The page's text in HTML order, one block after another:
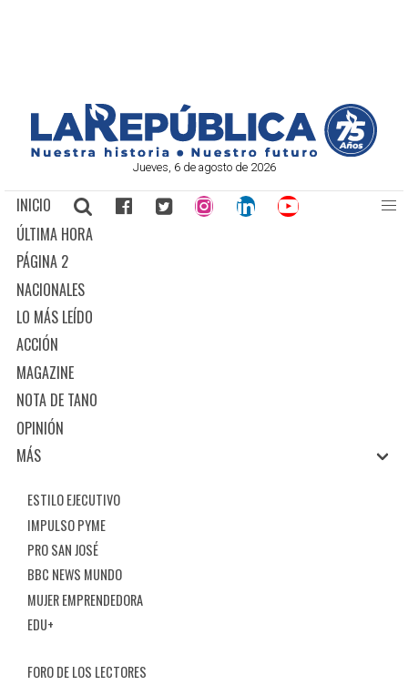
Jueves, 6 de agosto de 2026
INICIO
ÚLTIMA HORA
PÁGINA 2
NACIONALES
LO MÁS LEÍDO
ACCIÓN
MAGAZINE
NOTA DE TANO
OPINIÓN
MÁS
ESTILO EJECUTIVO
IMPULSO PYME
PRO SAN JOSÉ
BBC NEWS MUNDO
MUJER EMPRENDEDORA
EDU+
FORO DE LOS LECTORES